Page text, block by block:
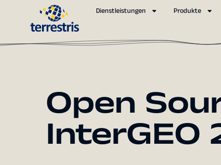
Dienstleistungen Produkte
Open
InterGEO